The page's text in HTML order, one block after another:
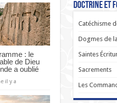
: le
de Dieu
a oublié
il y a
Doctrine et
Catéchisme
Dogmes de
Saintes
Sacrements
Les